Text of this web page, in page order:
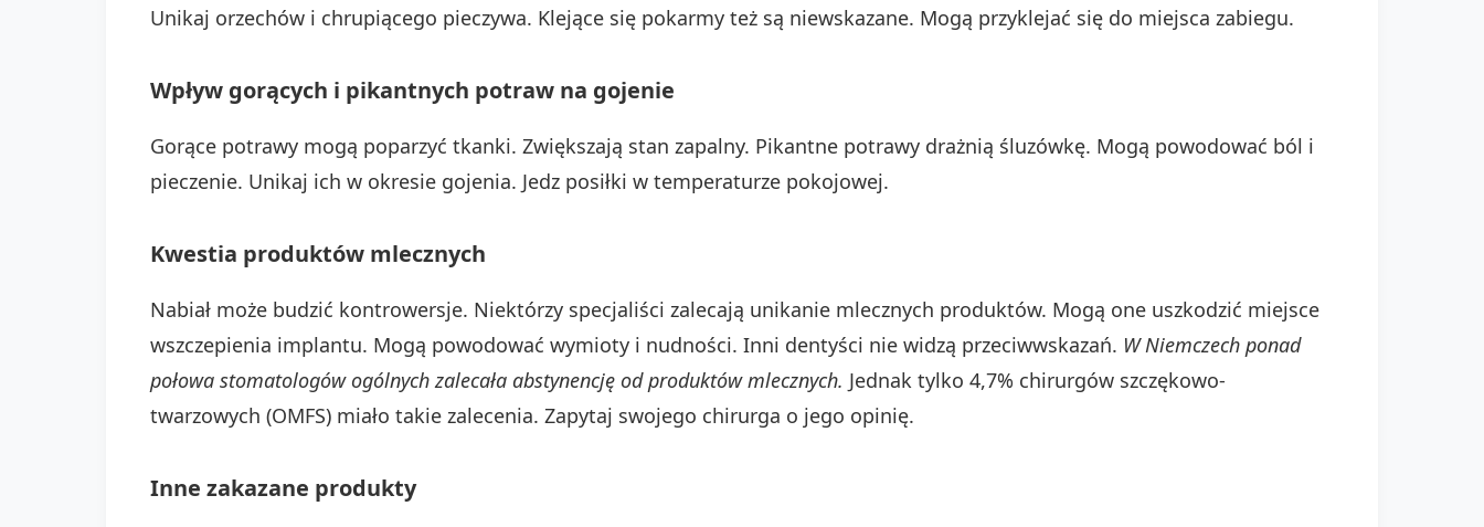
Unikaj orzechów i chrupiącego pieczywa. Klejące się pokarmy też są niewskazane. Mogą przyklejać się do miejsca zabiegu.
Wpływ gorących i pikantnych potraw na gojenie
Gorące potrawy mogą poparzyć tkanki. Zwiększają stan zapalny. Pikantne potrawy drażnią śluzówkę. Mogą powodować ból i
pieczenie. Unikaj ich w okresie gojenia. Jedz posiłki w temperaturze pokojowej.
Kwestia produktów mlecznych
Nabiał może budzić kontrowersje. Niektórzy specjaliści zalecają unikanie mlecznych produktów. Mogą one uszkodzić miejsce
wszczepienia implantu. Mogą powodować wymioty i nudności. Inni dentyści nie widzą przeciwwskazań. W Niemczech ponad
połowa stomatologów ogólnych zalecała abstynencję od produktów mlecznych. Jednak tylko 4,7% chirurgów szczękowo-
twarzowych (OMFS) miało takie zalecenia. Zapytaj swojego chirurga o jego opinię.
Inne zakazane produkty